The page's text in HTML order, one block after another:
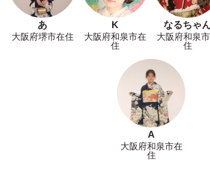
あ
大阪府堺市在住
K
大阪府和泉市在
住
なるちゃ
大阪府和泉
住
A
大阪府和泉市在
住